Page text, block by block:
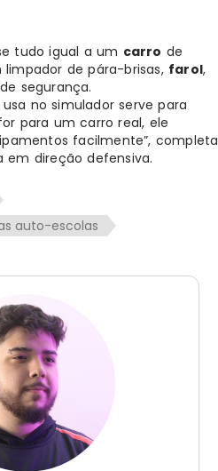
tudo igual a um carro de
de pára-brisas, farol,
segurança.
no simulador serve para
para um carro real, ele
facilmente”, completa
em direção defensiva.
auto-escolas